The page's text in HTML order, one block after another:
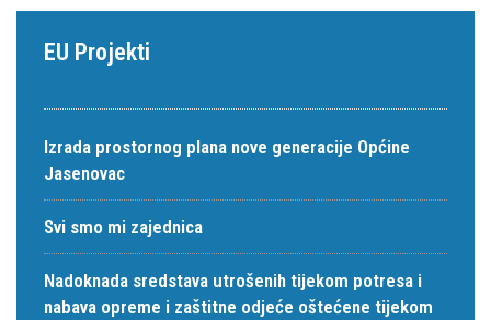
EU Projekti
Izrada prostornog plana nove generacije Općine
Jasenovac
Svi smo mi zajednica
Nadoknada sredstava utrošenih tijekom potresa i
nabava opreme i zaštitne odjeće oštećene tijekom